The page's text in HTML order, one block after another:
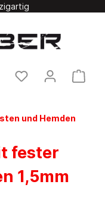
und Hemden
fester
1,5mm